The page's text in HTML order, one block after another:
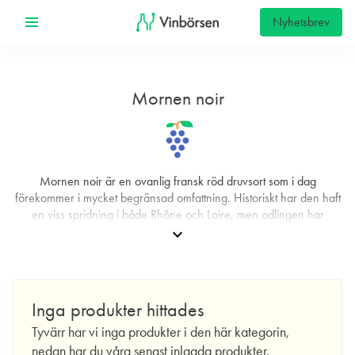
Nyhetsbrev
Mornen noir
Mornen noir är en ovanlig fransk röd druvsort som i dag
förekommer i mycket begränsad omfattning. Historiskt har den haft
en viss spridning i både Rhône och Loire, men odlingen har
successivt krympt och är numera i praktiken koncentrerad till små
en aktör i den breda, kommersiella vinproduktionen.
Forskning med DNA-teknik har pekat på en möjlig genetisk
koppling mellan Mornen noir och Chasselas. Exakt hur relationen
ser ut – om det rör sig om ett släktskap på nära håll eller en mer
expand_more
Inga produkter hittades
Tyvärr har vi inga produkter i den här kategorin,
nedan har du våra senast inlagda produkter.